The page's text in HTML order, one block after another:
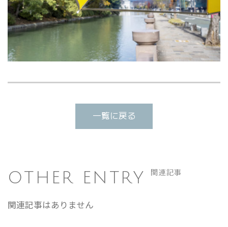
一覧に戻る
OTHER ENTRY 関連記事
関連記事はありません